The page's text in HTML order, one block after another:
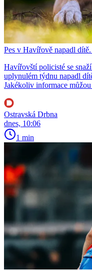
Pes v Havířově napadl
Havířovští policisté se
uplynulém týdnu napadl
Jakékoliv informace
Ostravská Drbna
dnes, 10:06
1 min